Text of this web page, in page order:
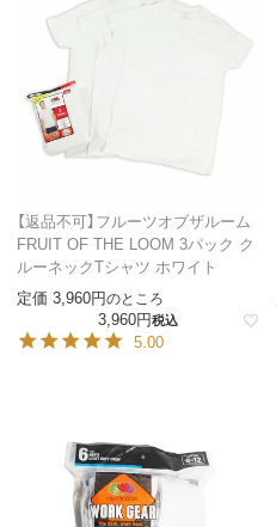
【返品不可】フルーツオブザルーム
FRUIT OF THE LOOM 3パック ク
ルーネックTシャツ ホワイト
定価 3,960 のところ
3,960 税込
5.00